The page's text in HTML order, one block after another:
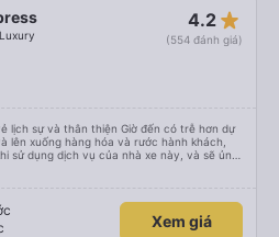
4.2 star_rate
(554 đánh giá)
lịch sự và thân thiện Giờ đến có trễ hơn dự
lên xuống hàng hóa và rước hành khách,
sử dụng dịch vụ của nhà xe này, và sẽ ủng
dụng dịch vụ của nhà xe này
Xem giá